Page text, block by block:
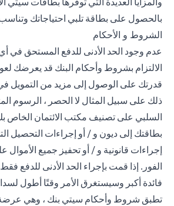
بالحصول على بطاقة تلبي احتياجاتك
الشروط و الأحكام
عدم وجود الحد الأدنى للدفع المستحق في
الالتزام بشروط وأحكام البنك قد يعرضك
قدرتك على الوصول إلى مزيد من التمويل
ذلك على سبيل المثال لا الحصر ، الرسوم
السلبي على تصنيف مكتب الائتمان
بطاقتك إلى ديون و / أو إجراءات التحصيل
إجراءات قانونية و / أو تحفيز جميع الأموال
الفور. إذا قمت بإجراء الحد الأدنى للدفع
فائدة أكبر وسيستغرق الأمر وقتًا أطول
تطبق شروط وأحكام سيتي بنك ، وهي عرضة